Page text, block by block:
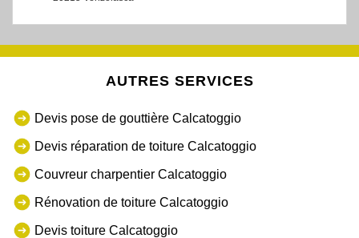
AUTRES SERVICES
Devis pose de gouttière Calcatoggio
Devis réparation de toiture Calcatoggio
Couvreur charpentier Calcatoggio
Rénovation de toiture Calcatoggio
Devis toiture Calcatoggio